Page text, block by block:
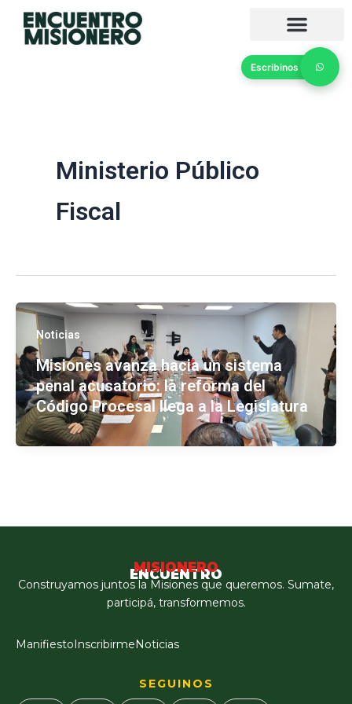
Ministerio Público
Fiscal
Noticias
Misiones avanza hacia un sistema
penal acusatorio: la reforma del
Código Procesal llega a la Legislatura
ENCUENTRO
MISIONERO
Construyamos juntos la Misiones que queremos. Sumate,
participá, transformemos.
ManifiestoInscribirmeNoticias
SEGUINOS
Escribinos